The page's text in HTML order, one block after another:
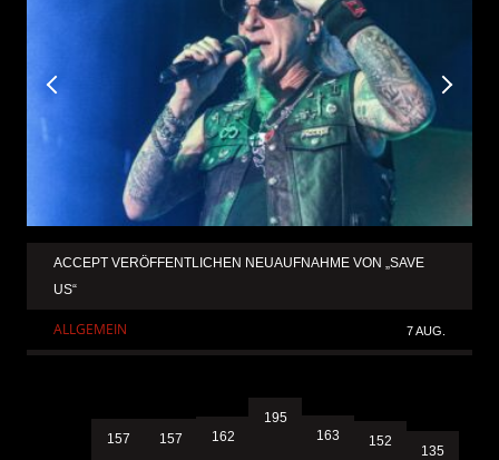
ACCEPT VERÖFFENTLICHEN NEUAUFNAHME VON „SAVE
US“
ALLGEMEIN 7 AUG.
157 157 162
195
163 152
135